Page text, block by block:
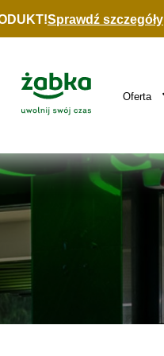
Sprawdź szczegóły
Główne
Logo
Główna
Nawigacja
Oferta